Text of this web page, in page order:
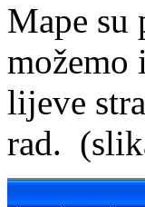
Mape su
lijeve
rad.